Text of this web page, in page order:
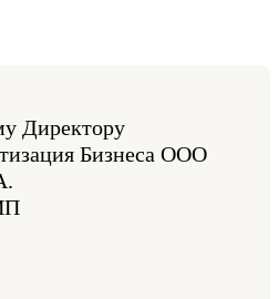
Директору
Бизнеса ООО